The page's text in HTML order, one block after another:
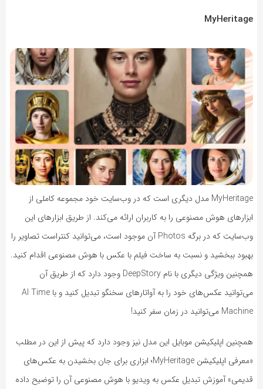
MyHeritage
MyHeritage مدل دیگری است که در وب‌سایت خود مجموعه کاملی از
ابزارهای هوش مصنوعی را به کاربران ارائه می‌کند. از طریق ابزارهای این
وب‌سایت که در برگه Photos آن موجود است، می‌توانید کنتراست تصاویر را
بهبود ببخشید و نسبت به ساخت فیلم با عکس با هوش مصنوعی اقدام کنید.
همچنین ویژگی دیگری با نام DeepStory وجود دارد که از طریق آن
می‌توانید عکس‌های خود را به آواتارهای سخنگو تبدیل کنید و با AI Time
Machine می‌توانید در زمان سفر کنید!
همچنین اپلیکیشن موبایل این مدل نیز وجود دارد که پیش از این در مطلب
«معرفی اپلیکیشن MyHeritage؛ ابزاری برای جان بخشیدن به عکس‌های
قدیمی» آموزش تبدیل عکس به ویدیو با هوش مصنوعی آن را توضیح داده